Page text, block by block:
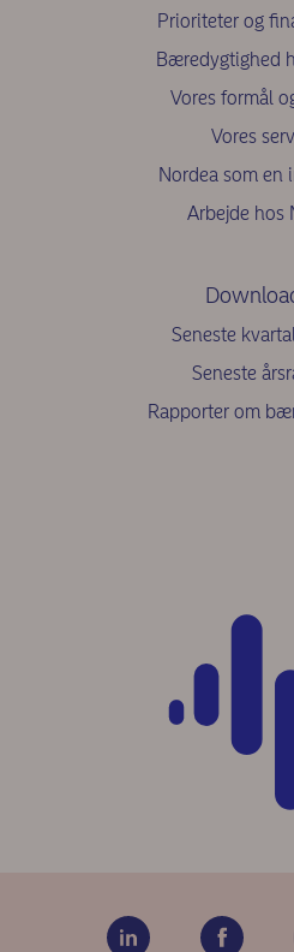
Prioriteter og
Bæredygtighed
Vores formål
Vores
Nordea som en
Arbejde hos
Seneste
Seneste
Rapporter om